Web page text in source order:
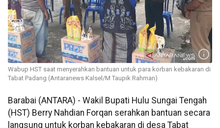
Wabup HST saat menyerahkan bantuan untuk para korban kebakaran di
Tabat Padang (Antaranews Kalsel/M Taupik Rahman)
Barabai (ANTARA) - Wakil Bupati Hulu Sungai Tengah
(HST) Berry Nahdian Forqan serahkan bantuan secara
langsung untuk korban kebakaran di desa Tabat